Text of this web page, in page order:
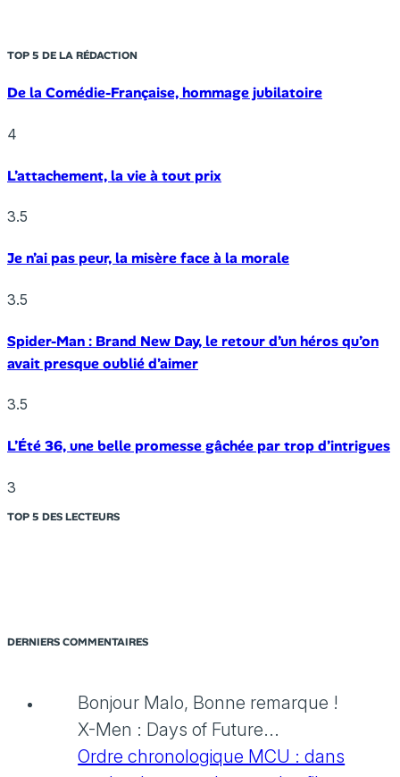
TOP 5 DE LA RÉDACTION
De la Comédie-Française, hommage jubilatoire
4
L’attachement, la vie à tout prix
3.5
Je n’ai pas peur, la misère face à la morale
3.5
Spider-Man : Brand New Day, le retour d’un héros qu’on
avait presque oublié d’aimer
3.5
L’Été 36, une belle promesse gâchée par trop d’intrigues
3
TOP 5 DES LECTEURS
DERNIERS COMMENTAIRES
Bonjour Malo, Bonne remarque !
X-Men : Days of Future...
Ordre chronologique MCU : dans